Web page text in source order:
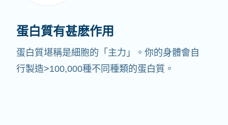
蛋白質有甚麽作用
蛋白質堪稱是細胞的「主力」。你的身體會自
行製造>100,000種不同種類的蛋白質。